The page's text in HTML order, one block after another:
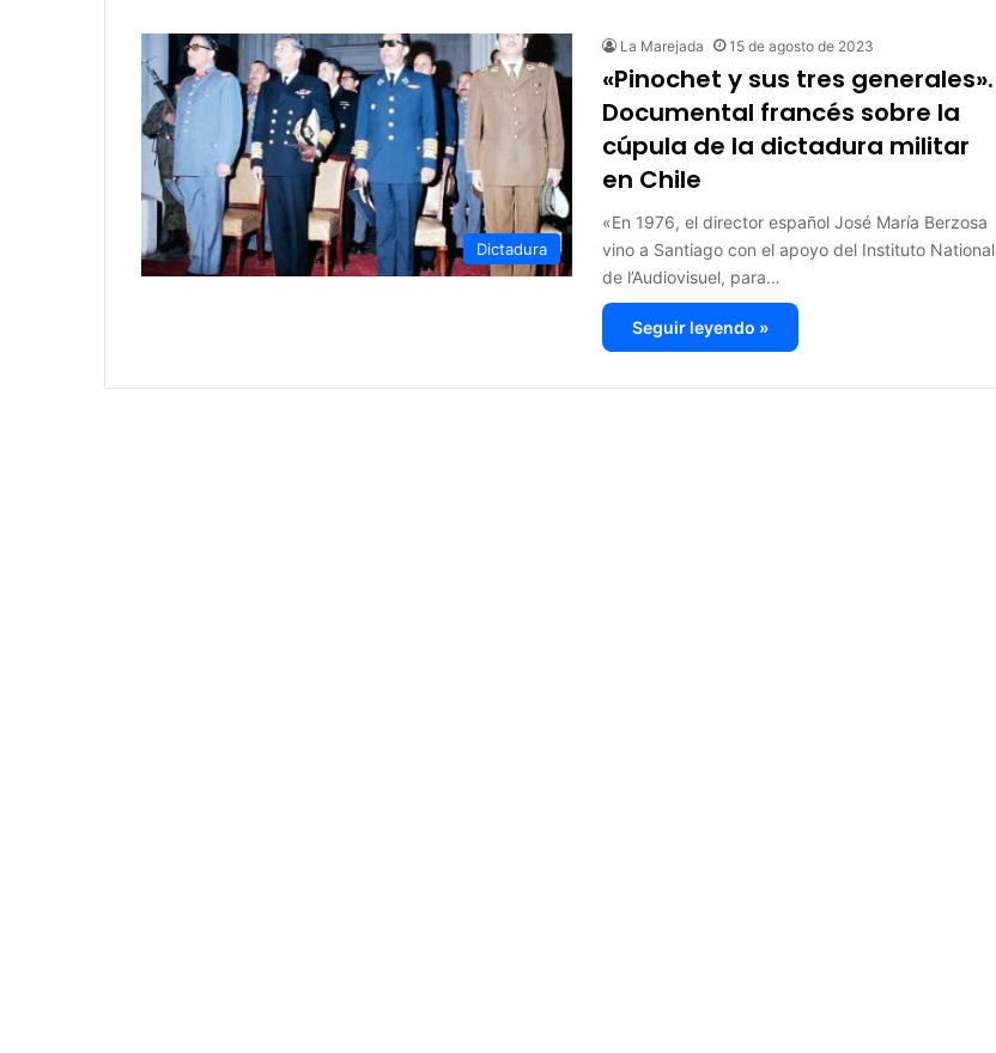
Dictadura
La Marejada 15 de agosto de 2023
«Pinochet y sus tres generales».
Documental francés sobre la
cúpula de la dictadura militar
en Chile
«En 1976, el director español José María Berzosa
vino a Santiago con el apoyo del Instituto National
de l’Audiovisuel, para…
Seguir leyendo »